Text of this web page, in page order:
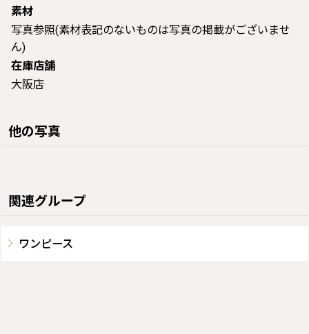
素材
写真参照(素材表記のないものは写真の掲載がございませ
ん)
在庫店舗
大阪店
他の写真
関連グループ
ワンピース